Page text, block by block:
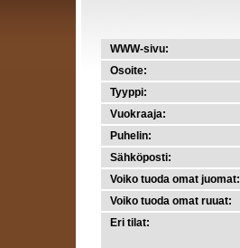
WWW-sivu:
Osoite:
Tyyppi:
Vuokraaja:
Puhelin:
Sähköposti:
Voiko tuoda omat juomat:
Voiko tuoda omat ruuat:
Eri tilat: